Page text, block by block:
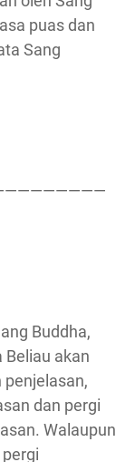
puas dan
Sang
Buddha,
akan
dan pergi
Walaupun